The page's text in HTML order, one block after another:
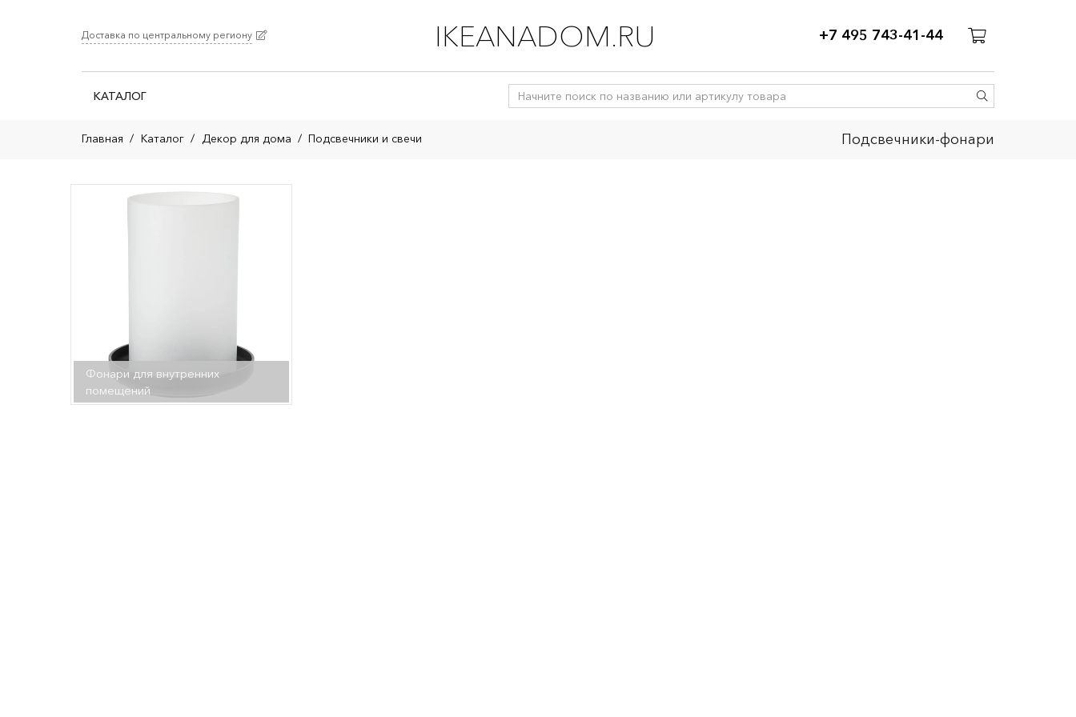
Доставка по центральному региону IKEANADOM.RU +7 495 743-41-44
КАТАЛОГ
Главная / Каталог / Декор для дома / Подсвечники и свечи Подсвечники-фонари
Фонари для внутренних
помещений